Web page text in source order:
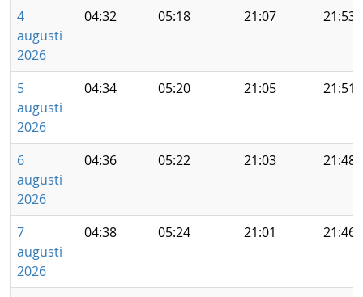
4
augusti
2026
04:32 05:18 21:07 21:53
5
augusti
2026
04:34 05:20 21:05 21:51
6
augusti
2026
04:36 05:22 21:03 21:48
7
augusti
2026
04:38 05:24 21:01 21:46